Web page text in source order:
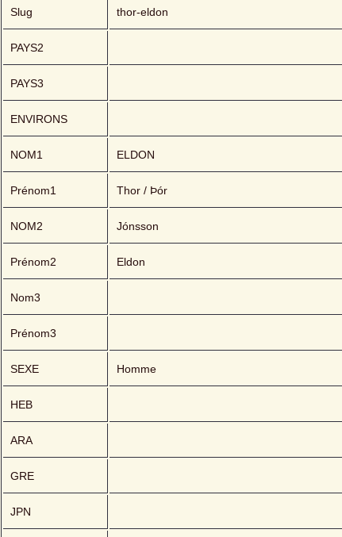
Slug thor-eldon
PAYS2
PAYS3
ENVIRONS
NOM1 ELDON
Prénom1 Thor / Þór
NOM2 Jónsson
Prénom2 Eldon
Nom3
Prénom3
SEXE Homme
HEB
ARA
GRE
JPN